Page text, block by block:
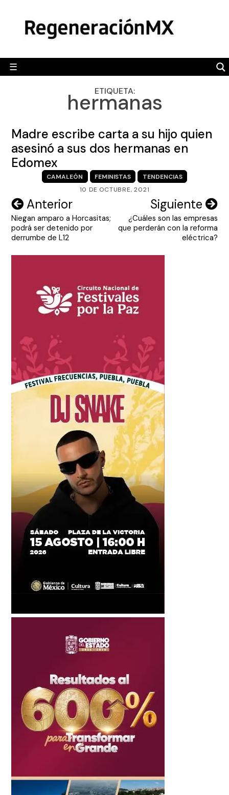
content
☰
POLÍTICA
CAMALEÓN
OPINIÓN
ENGLISH SECTION
ETIQUETA:
hermanas
Madre escribe carta a su hijo quien
asesinó a sus dos hermanas en
Edomex
CAMALEÓN FEMINISTAS
TENDENCIAS
10 DE OCTUBRE, 2021
Navegación
de
entradas
Anterior
Niegan amparo a Horcasitas;
podrá ser detenido por
derrumbe de L12
Siguiente
¿Cuáles son las empresas
que perderán con la reforma
eléctrica?